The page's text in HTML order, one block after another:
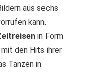
aus sechs
kann.
in Form
den Hits ihrer
Tanzen in